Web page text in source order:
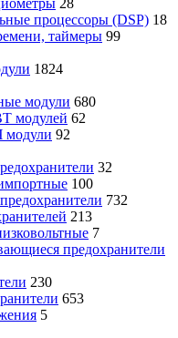
процессоры (DSP) 18
таймеры 99
1824
модули 680
модулей 62
модули 92
32
100
732
213
7
предохранители
230
653
5